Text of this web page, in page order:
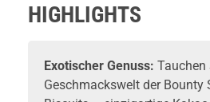
HIGHLIGHTS
Exotischer Genuss: Tauchen
Geschmackswelt der Bounty